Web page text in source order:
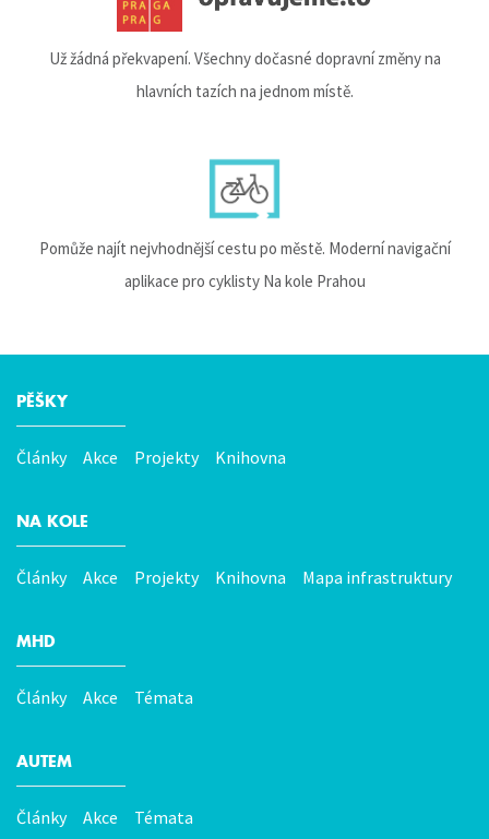
Už žádná překvapení. Všechny dočasné dopravní změny na
hlavních tazích na jednom místě.
Pomůže najít nejvhodnější cestu po městě. Moderní navigační
aplikace pro cyklisty Na kole Prahou
Hlavní
menu
PĚŠKY
Články Akce Projekty Knihovna
NA KOLE
Články Akce Projekty Knihovna Mapa infrastruktury
MHD
Články Akce Témata
AUTEM
Články Akce Témata